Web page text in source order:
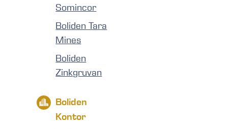
Somincor
Boliden Tara
Mines
Boliden
Zinkgruvan
Boliden
Kontor